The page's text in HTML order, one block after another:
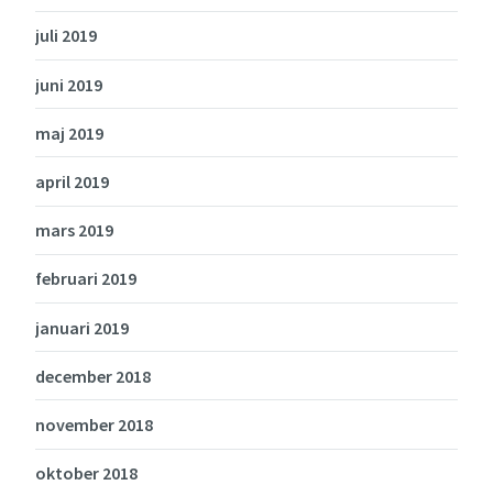
juli 2019
juni 2019
maj 2019
april 2019
mars 2019
februari 2019
januari 2019
december 2018
november 2018
oktober 2018